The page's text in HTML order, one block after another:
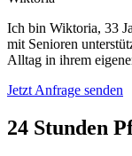
Ich bin Wiktoria, 33
mit Senioren
Alltag in ihrem
Jetzt Anfrage senden
24 Stunden